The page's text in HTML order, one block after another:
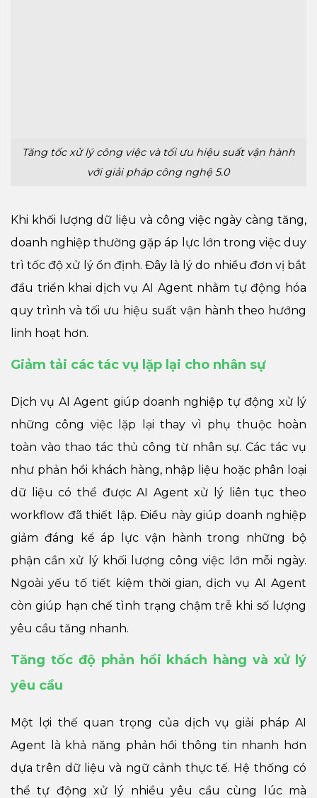
Tăng tốc xử lý công việc và tối ưu hiệu suất vận hành
với giải pháp công nghệ 5.0
Khi khối lượng dữ liệu và công việc ngày càng tăng,
doanh nghiệp thường gặp áp lực lớn trong việc duy
trì tốc độ xử lý ổn định. Đây là lý do nhiều đơn vị bắt
đầu triển khai dịch vụ AI Agent nhằm tự động hóa
quy trình và tối ưu hiệu suất vận hành theo hướng
linh hoạt hơn.
Giảm tải các tác vụ lặp lại cho nhân sự
Dịch vụ AI Agent giúp doanh nghiệp tự động xử lý
những công việc lặp lại thay vì phụ thuộc hoàn
toàn vào thao tác thủ công từ nhân sự. Các tác vụ
như phản hồi khách hàng, nhập liệu hoặc phân loại
dữ liệu có thể được AI Agent xử lý liên tục theo
workflow đã thiết lập. Điều này giúp doanh nghiệp
giảm đáng kể áp lực vận hành trong những bộ
phận cần xử lý khối lượng công việc lớn mỗi ngày.
Ngoài yếu tố tiết kiệm thời gian, dịch vụ AI Agent
còn giúp hạn chế tình trạng chậm trễ khi số lượng
yêu cầu tăng nhanh.
Tăng tốc độ phản hồi khách hàng và xử lý
yêu cầu
Một lợi thế quan trọng của dịch vụ giải pháp AI
Agent là khả năng phản hồi thông tin nhanh hơn
dựa trên dữ liệu và ngữ cảnh thực tế. Hệ thống có
thể tự động xử lý nhiều yêu cầu cùng lúc mà